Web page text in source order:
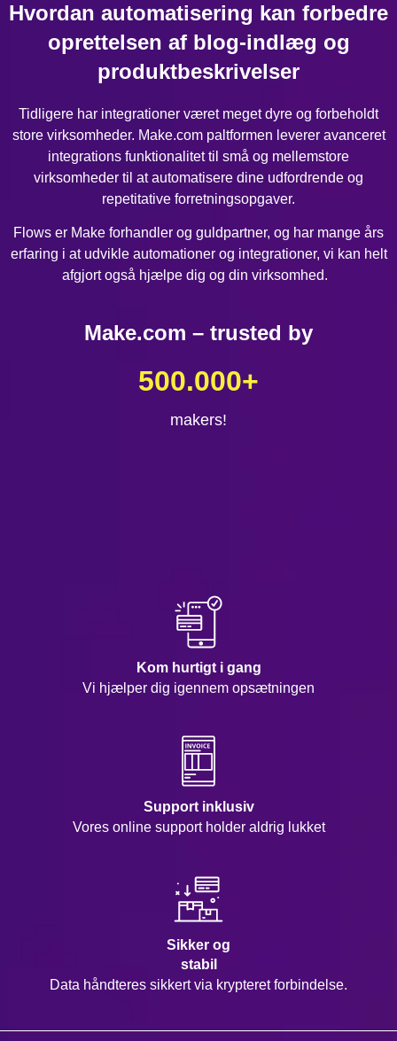
Hvordan automatisering kan forbedre
oprettelsen af blog-indlæg og
produktbeskrivelser
Tidligere har integrationer været meget dyre og forbeholdt
store virksomheder. Make.com paltformen leverer avanceret
integrations funktionalitet til små og mellemstore
virksomheder til at automatisere dine udfordrende og
repetitative forretningsopgaver.
Flows er Make forhandler og guldpartner, og har mange års
erfaring i at udvikle automationer og integrationer, vi kan helt
afgjort også hjælpe dig og din virksomhed.
Make.com – trusted by
makers!
500.000+
Kom hurtigt i gang
Vi hjælper dig igennem opsætningen
Support inklusiv
Vores online support holder aldrig lukket
Sikker og
stabil
Data håndteres sikkert via krypteret forbindelse.